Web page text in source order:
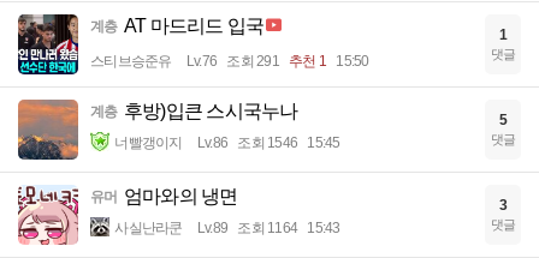
계층 AT 마드리드 입국
스티브승준유 Lv.76 조회 291 추천 1 15:50
1
댓글
계층 후방)입큰 스시국누나
너빨갱이지 Lv.86 조회 1546 15:45
5
댓글
유머 엄마와의 냉면
사실난라쿤 Lv.89 조회 1164 15:43
3
댓글